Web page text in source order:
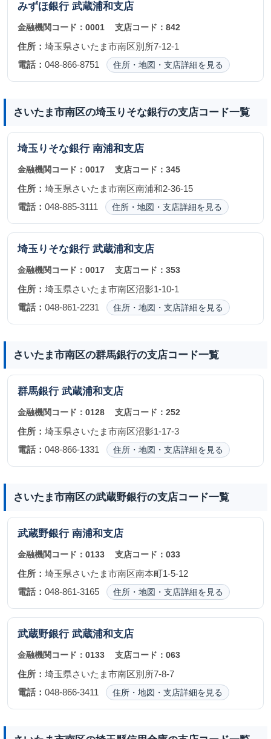
みずほ銀行 武蔵浦和支店
金融機関コード： 0001 支店コード：842
住所： 埼玉県さいたま市南区別所7-12-1
電話： 048-866-8751 住所・地図・支店詳細を見る
さいたま市南区の埼玉りそな銀行の支店コード一覧
埼玉りそな銀行 南浦和支店
金融機関コード： 0017 支店コード：345
住所： 埼玉県さいたま市南区南浦和2-36-15
電話： 048-885-3111 住所・地図・支店詳細を見る
埼玉りそな銀行 武蔵浦和支店
金融機関コード： 0017 支店コード：353
住所： 埼玉県さいたま市南区沼影1-10-1
電話： 048-861-2231 住所・地図・支店詳細を見る
さいたま市南区の群馬銀行の支店コード一覧
群馬銀行 武蔵浦和支店
金融機関コード： 0128 支店コード：252
住所： 埼玉県さいたま市南区沼影1-17-3
電話： 048-866-1331 住所・地図・支店詳細を見る
さいたま市南区の武蔵野銀行の支店コード一覧
武蔵野銀行 南浦和支店
金融機関コード： 0133 支店コード：033
住所： 埼玉県さいたま市南区南本町1-5-12
電話： 048-861-3165 住所・地図・支店詳細を見る
武蔵野銀行 武蔵浦和支店
金融機関コード： 0133 支店コード：063
住所： 埼玉県さいたま市南区別所7-8-7
電話： 048-866-3411 住所・地図・支店詳細を見る